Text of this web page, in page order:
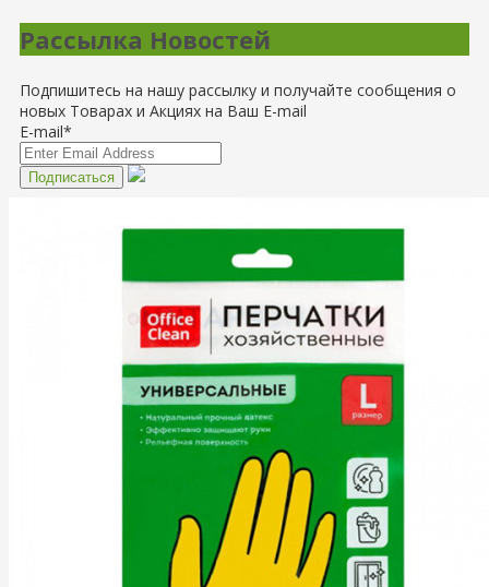
Рассылка Новостей
Подпишитесь на нашу рассылку и получайте сообщения о
новых Товарах и Акциях на Ваш E-mail
E-mail*